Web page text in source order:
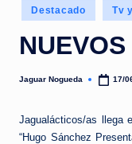
a
Publicado
en
Destacado Tv
Publicado
Jaguar Nogueda 17/
Jagualácticos/as llega
“Hugo Sánchez